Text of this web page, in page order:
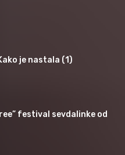
je nastala (1)
festival sevdalinke od